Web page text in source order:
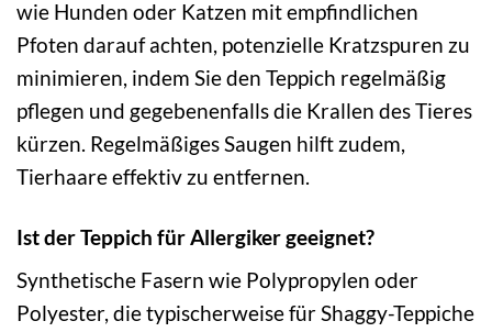
wie Hunden oder Katzen mit empfindlichen
Pfoten darauf achten, potenzielle Kratzspuren zu
minimieren, indem Sie den Teppich regelmäßig
pflegen und gegebenenfalls die Krallen des Tieres
kürzen. Regelmäßiges Saugen hilft zudem,
Tierhaare effektiv zu entfernen.
Ist der Teppich für Allergiker geeignet?
Synthetische Fasern wie Polypropylen oder
Polyester, die typischerweise für Shaggy-Teppiche